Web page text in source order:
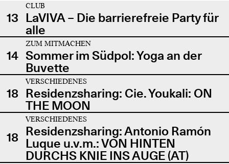
13
CLUB
LaVIVA – Die barrierefreie Party für
alle
14
ZUM MITMACHEN
Sommer im Südpol: Yoga an der
Buvette
18
VERSCHIEDENES
Residenzsharing: Cie. Youkali: ON
THE MOON
18
VERSCHIEDENES
Residenzsharing: Antonio Ramón
Luque u.v.m.: VON HINTEN
DURCHS KNIE INS AUGE (AT)